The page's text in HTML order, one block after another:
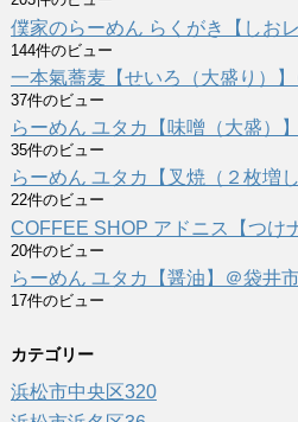
僕家のらーめん らくがき【しお
144件のビュー
一本氣蕎麦【せいろ（大盛り）
37件のビュー
らーめん ユタカ【味噌（大盛）
35件のビュー
らーめん ユタカ【叉焼（２枚増
22件のビュー
COFFEE SHOP アドニス【つけ
20件のビュー
らーめん ユタカ【醤油】＠袋井
17件のビュー
カテゴリー
浜松市中央区320